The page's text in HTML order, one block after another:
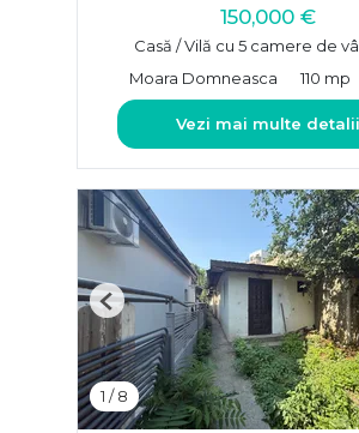
150,000 €
Casă / Vilă cu 5 camere de
Moara Domneasca
110 mp
Vezi mai multe detalii
1 /8
Previous